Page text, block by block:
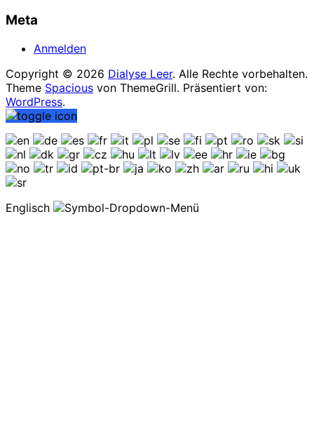
Meta
Anmelden
Copyright © 2026 Dialyse Leer. Alle Rechte vorbehalten.
Theme Spacious von ThemeGrill. Präsentiert von:
WordPress.
Englisch